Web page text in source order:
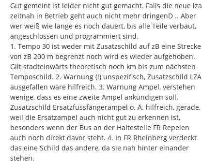
Gut gemeint ist leider nicht gut gemacht. Falls die neue lza
zeitnah in Betrieb geht auch nicht mehr dringenD .. Aber
wer weiß wie lange es noch dauert, bis alle Teile verbaut,
angeschlossen und programmiert sind.
1. Tempo 30 ist weder mit Zusatzschild auf zB eine Strecke
von zB 200 m begrenzt noch wird es wieder aufgehoben.
Gilt stadteinwärts theoretisch noch km bis zum nächsten
Temposchild. 2. Warnung (!) unspezifisch, Zusatzschild LZA
ausgefallen wäre hilfreich. 3. Warnung Ampel, verstehen
wenige, dass es eine zweite Ampel ankündigen soll.
Zusatzschild Ersatzfussfängerampel o. Ä. hilfreich, gerade,
weil die Ersatzampel auch nicht gut zu erkennen ist,
besonders wenn der Bus an der Haltestelle FR Repelen
auch noch direkt davor steht. 4. In FR Rheinberg verdeckt
das eine Schild das andere, da sie nah hinter einander
stehen.